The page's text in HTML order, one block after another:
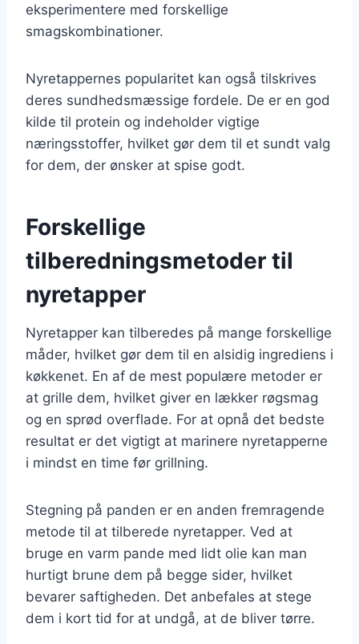
eksperimentere med forskellige
smagskombinationer.
Nyretappernes popularitet kan også tilskrives
deres sundhedsmæssige fordele. De er en god
kilde til protein og indeholder vigtige
næringsstoffer, hvilket gør dem til et sundt valg
for dem, der ønsker at spise godt.
Forskellige
tilberedningsmetoder til
nyretapper
Nyretapper kan tilberedes på mange forskellige
måder, hvilket gør dem til en alsidig ingrediens i
køkkenet. En af de mest populære metoder er
at grille dem, hvilket giver en lækker røgsmag
og en sprød overflade. For at opnå det bedste
resultat er det vigtigt at marinere nyretapperne
i mindst en time før grillning.
Stegning på panden er en anden fremragende
metode til at tilberede nyretapper. Ved at
bruge en varm pande med lidt olie kan man
hurtigt brune dem på begge sider, hvilket
bevarer saftigheden. Det anbefales at stege
dem i kort tid for at undgå, at de bliver tørre.